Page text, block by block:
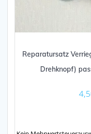
Reparatursatz
Drehknopf)